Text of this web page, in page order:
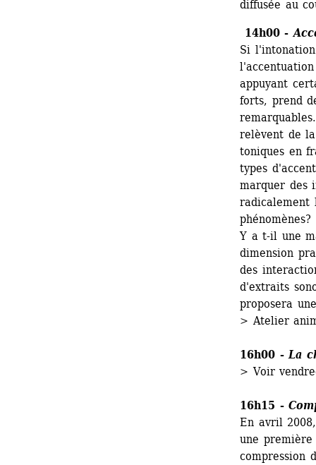
diffusée au
14h00 -
Si
appuyant
forts, prend
relèvent de
toniques en
types
marquer des
radicalement
phénomènes?
Y a t-il une
dimension
des
d'extraits
proposera
> Atelier
16h00 - La
> Voir
16h15 -
En avril
une première
compression